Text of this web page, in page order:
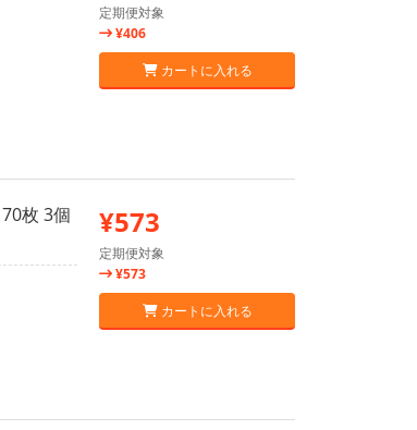
定期便対象
¥406
カートに入れる
枚 3個
¥573
定期便対象
¥573
カートに入れる